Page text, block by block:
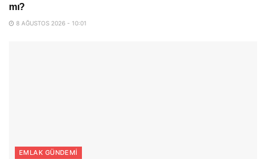
mı?
8 AĞUSTOS 2026 - 10:01
EMLAK GÜNDEMI